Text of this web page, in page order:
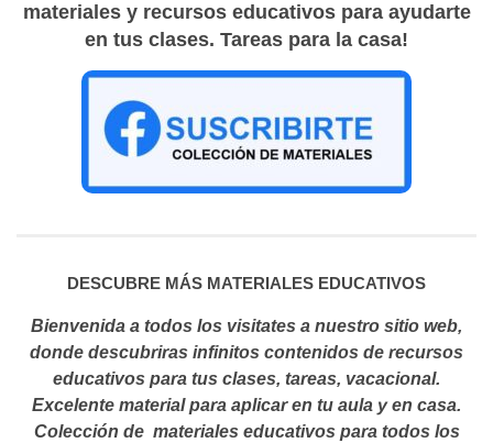
materiales y recursos educativos para ayudarte
en tus clases. Tareas para la casa!
DESCUBRE MÁS MATERIALES EDUCATIVOS
Bienvenida a todos los visitates a nuestro sitio web,
donde descubriras infinitos contenidos de recursos
educativos para tus clases, tareas, vacacional.
Excelente material para aplicar en tu aula y en casa.
Colección de materiales educativos para todos los